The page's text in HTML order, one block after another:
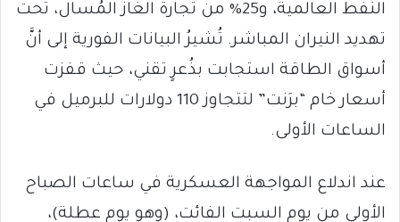
النفط العالمية، و25% من تجارة الغاز المُسال، تحت
تهديد النيران المباشر. تُشيرُ البيانات الفورية إلى أنَّ
أسواق الطاقة استجابت بذُعرٍ تقني، حيث قفزت
أسعار خام “برَنت” لتتجاوز 110 دولارات للبرميل في
الساعات الأولى.
عند اندلاع المواجهة العسكرية في ساعات الصباح
الأولى من يوم السبت الفائت، (وهو يوم عطلة)،